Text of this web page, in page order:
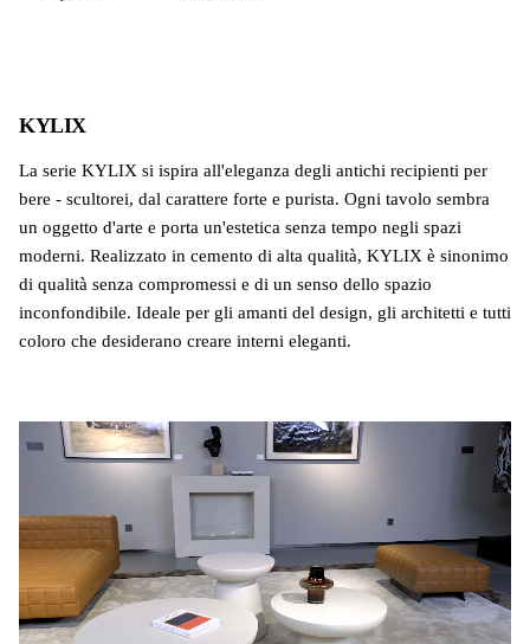
KYLIX
La serie KYLIX si ispira all'eleganza degli antichi recipienti per
bere - scultorei, dal carattere forte e purista. Ogni tavolo sembra
un oggetto d'arte e porta un'estetica senza tempo negli spazi
moderni. Realizzato in cemento di alta qualità, KYLIX è sinonimo
di qualità senza compromessi e di un senso dello spazio
inconfondibile. Ideale per gli amanti del design, gli architetti e tutti
coloro che desiderano creare interni eleganti.